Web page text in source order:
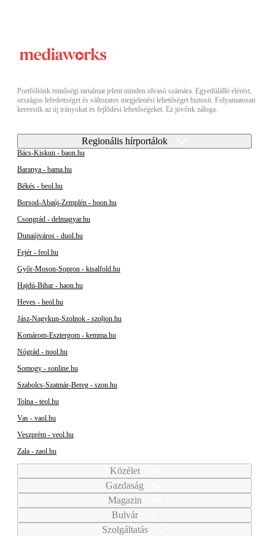
Portfóliónk minőségi tartalmat jelent minden olvasó számára. Egyedülálló elérést,
országos lefedettséget és változatos megjelenési lehetőséget biztosít. Folyamatosan
keressük az új irányokat és fejlődési lehetőségeket. Ez jövőnk záloga.
Regionális hírportálok
Bács-Kiskun - baon.hu
Baranya - bama.hu
Békés - beol.hu
Borsod-Abaúj-Zemplén - boon.hu
Csongrád - delmagyar.hu
Dunaújváros - duol.hu
Fejér - feol.hu
Győr-Moson-Sopron - kisalfold.hu
Hajdú-Bihar - haon.hu
Heves - heol.hu
Jász-Nagykun-Szolnok - szoljon.hu
Komárom-Esztergom - kemma.hu
Nógrád - nool.hu
Somogy - sonline.hu
Szabolcs-Szatmár-Bereg - szon.hu
Tolna - teol.hu
Vas - vaol.hu
Veszprém - veol.hu
Zala - zaol.hu
Közélet
Gazdaság
Magazin
Bulvár
Szolgáltatás